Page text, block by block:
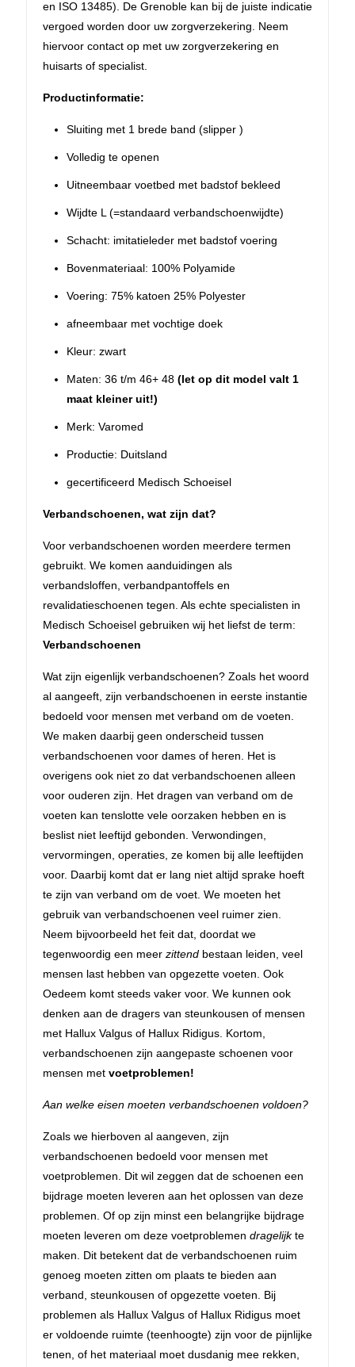
en ISO 13485). De Grenoble kan bij de juiste indicatie
vergoed worden door uw zorgverzekering. Neem
hiervoor contact op met uw zorgverzekering en
huisarts of specialist.
Productinformatie:
Sluiting met 1 brede band (slipper )
Volledig te openen
Uitneembaar voetbed met badstof bekleed
Wijdte L (=standaard verbandschoenwijdte)
Schacht: imitatieleder met badstof voering
Bovenmateriaal: 100% Polyamide
Voering: 75% katoen 25% Polyester
afneembaar met vochtige doek
Kleur: zwart
Maten: 36 t/m 46+ 48 (let op dit model valt 1
maat kleiner uit!)
Merk: Varomed
Productie: Duitsland
gecertificeerd Medisch Schoeisel
Verbandschoenen, wat zijn dat?
Voor verbandschoenen worden meerdere termen
gebruikt. We komen aanduidingen als
verbandsloffen, verbandpantoffels en
revalidatieschoenen tegen. Als echte specialisten in
Medisch Schoeisel gebruiken wij het liefst de term:
Verbandschoenen
Wat zijn eigenlijk verbandschoenen? Zoals het woord
al aangeeft, zijn verbandschoenen in eerste instantie
bedoeld voor mensen met verband om de voeten.
We maken daarbij geen onderscheid tussen
verbandschoenen voor dames of heren. Het is
overigens ook niet zo dat verbandschoenen alleen
voor ouderen zijn. Het dragen van verband om de
voeten kan tenslotte vele oorzaken hebben en is
beslist niet leeftijd gebonden. Verwondingen,
vervormingen, operaties, ze komen bij alle leeftijden
voor. Daarbij komt dat er lang niet altijd sprake hoeft
te zijn van verband om de voet. We moeten het
gebruik van verbandschoenen veel ruimer zien.
Neem bijvoorbeeld het feit dat, doordat we
tegenwoordig een meer zittend bestaan leiden, veel
mensen last hebben van opgezette voeten. Ook
Oedeem komt steeds vaker voor. We kunnen ook
denken aan de dragers van steunkousen of mensen
met Hallux Valgus of Hallux Ridigus. Kortom,
verbandschoenen zijn aangepaste schoenen voor
mensen met voetproblemen!
Aan welke eisen moeten verbandschoenen voldoen?
Zoals we hierboven al aangeven, zijn
verbandschoenen bedoeld voor mensen met
voetproblemen. Dit wil zeggen dat de schoenen een
bijdrage moeten leveren aan het oplossen van deze
problemen. Of op zijn minst een belangrijke bijdrage
moeten leveren om deze voetproblemen dragelijkte
maken. Dit betekent dat de verbandschoenen ruim
genoeg moeten zitten om plaats te bieden aan
verband, steunkousen of opgezette voeten. Bij
problemen als Hallux Valgus of Hallux Ridigus moet
er voldoende ruimte (teenhoogte) zijn voor de pijnlijke
tenen, of het materiaal moet dusdanig mee rekken,